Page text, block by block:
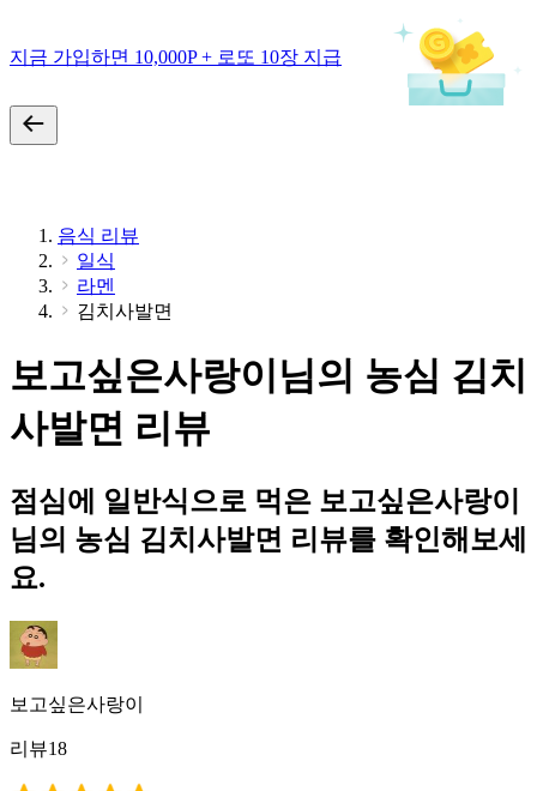
지금 가입하면 10,000P + 로또 10장 지급
음식 리뷰
일식
라멘
김치사발면
보고싶은사랑이님의 농심 김치
사발면 리뷰
점심에 일반식으로 먹은 보고싶은사랑이
님의 농심 김치사발면 리뷰를 확인해보세
요.
보고싶은사랑이
리뷰18